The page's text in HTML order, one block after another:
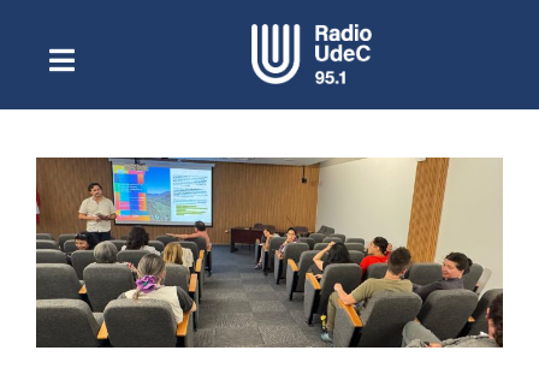
contenidoToggle
NavigationEscuchar Radio UdeC en vivo
Quiénes Somos
Programación
Podcast
Noticias